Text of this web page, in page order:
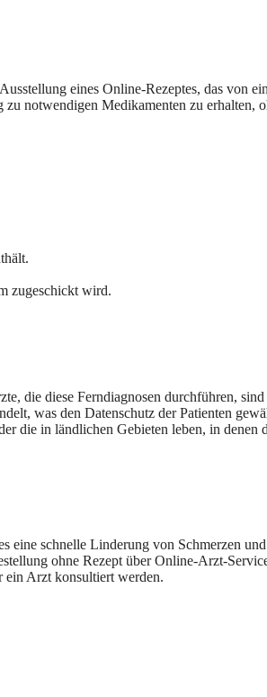
eines Online-Rezeptes, das von
zu notwendigen Medikamenten zu erhalten,
zugeschickt wird.
die diese Ferndiagnosen durchführen,
was den Datenschutz der Patienten
die in ländlichen Gebieten leben, in denen
schnelle Linderung von Schmerzen
ohne Rezept über Online-Arzt-
ein Arzt konsultiert werden.